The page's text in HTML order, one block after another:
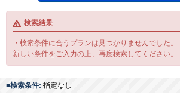
検索結果
・検索条件に合うプランは見つかりませんでした。
新しい条件をご入力の上、再度検索してください。
■検索条件: 指定なし